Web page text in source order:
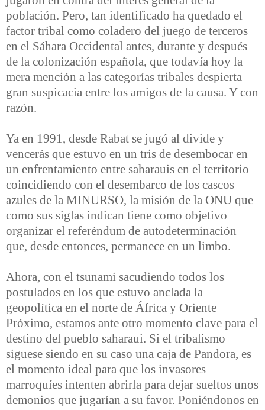
población. Pero, tan identificado ha quedado el
factor tribal como coladero del juego de terceros
en el Sáhara Occidental antes, durante y después
de la colonización española, que todavía hoy la
mera mención a las categorías tribales despierta
gran suspicacia entre los amigos de la causa. Y con
razón.
Ya en 1991, desde Rabat se jugó al divide y
vencerás que estuvo en un tris de desembocar en
un enfrentamiento entre saharauis en el territorio
coincidiendo con el desembarco de los cascos
azules de la MINURSO, la misión de la ONU que
como sus siglas indican tiene como objetivo
organizar el referéndum de autodeterminación
que, desde entonces, permanece en un limbo.
Ahora, con el tsunami sacudiendo todos los
postulados en los que estuvo anclada la
geopolítica en el norte de África y Oriente
Próximo, estamos ante otro momento clave para el
destino del pueblo saharaui. Si el tribalismo
siguese siendo en su caso una caja de Pandora, es
el momento ideal para que los invasores
marroquíes intenten abrirla para dejar sueltos unos
demonios que jugarían a su favor. Poniéndonos en